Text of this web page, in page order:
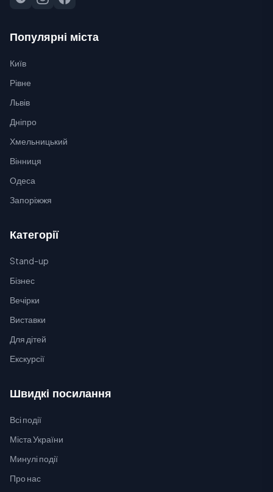
Популярні міста
Київ
Рівне
Львів
Дніпро
Хмельницький
Вінниця
Одеса
Запоріжжя
Категорії
Stand-up
Бізнес
Вечірки
Виставки
Для дітей
Екскурсії
Швидкі посилання
Всі події
Міста України
Минулі події
Про нас